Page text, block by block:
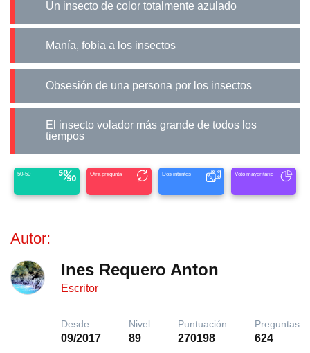
Un insecto de color totalmente azulado
Manía, fobia a los insectos
Obsesión de una persona por los insectos
El insecto volador más grande de todos los
tiempos
50-50 Otra pregunta Dos intentos Voto mayoritario
Autor:
Ines Requero Anton
Escritor
Desde
09/2017
Nivel
89
Puntuación
270198
Preguntas
624